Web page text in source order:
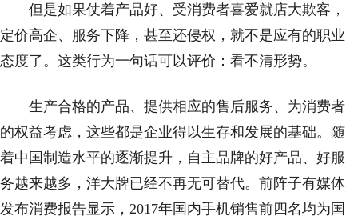
但是如果仗着产品好、受消费者喜爱就店大欺客，
定价高企、服务下降，甚至还侵权，就不是应有的职业
态度了。这类行为一句话可以评价：看不清形势。
生产合格的产品、提供相应的售后服务、为消费者
的权益考虑，这些都是企业得以生存和发展的基础。随
着中国制造水平的逐渐提升，自主品牌的好产品、好服
务越来越多，洋大牌已经不再无可替代。前阵子有媒体
发布消费报告显示，2017年国内手机销售前四名均为国